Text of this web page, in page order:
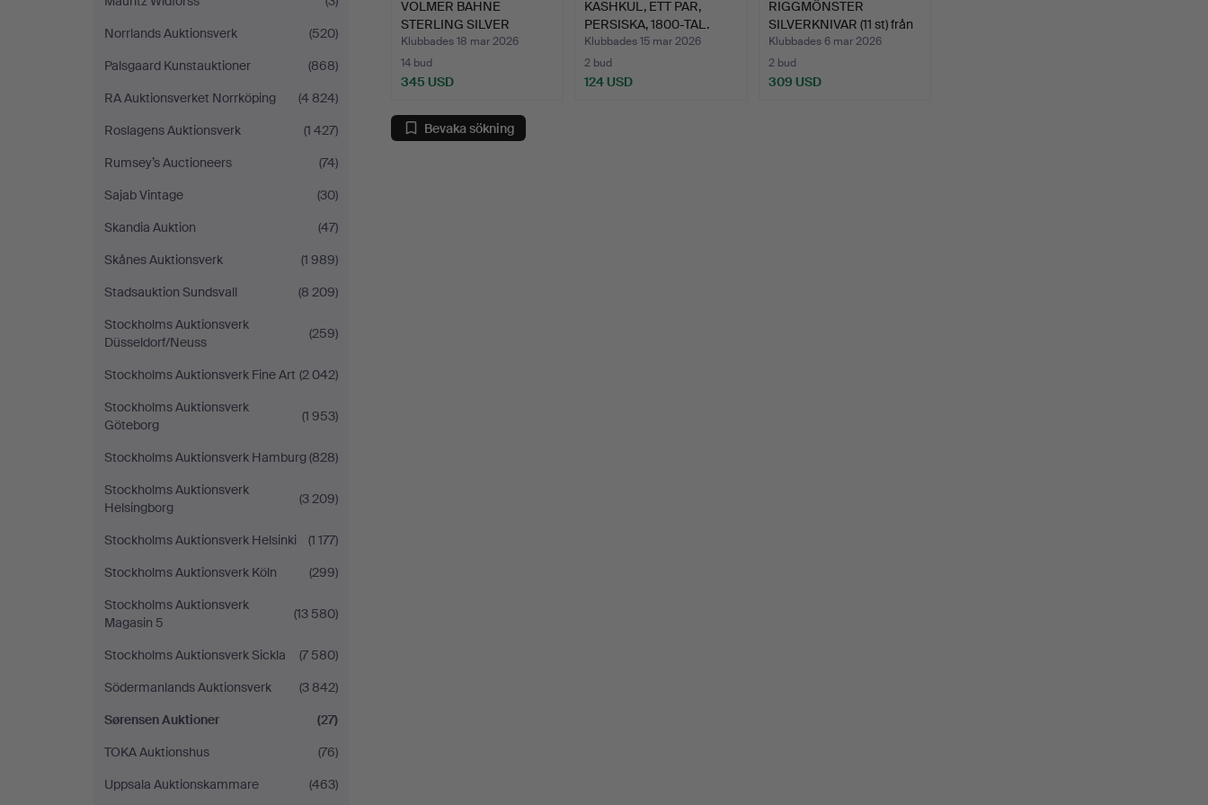
Norrlands Auktionsverk
(520)
Palsgaard Kunstauktioner
(868)
RA Auktionsverket Norrköping
(4 824)
Roslagens Auktionsverk
(1 427)
Rumsey’s Auctioneers
(74)
Sajab Vintage
(30)
Skandia Auktion
(47)
Skånes Auktionsverk
(1 989)
Stadsauktion Sundsvall
(8 209)
Stockholms Auktionsverk
Düsseldorf/Neuss
(259)
Stockholms Auktionsverk Fine Art (2 042)
Stockholms Auktionsverk
Göteborg
(1 953)
Stockholms Auktionsverk Hamburg(828)
Stockholms Auktionsverk
Helsingborg
(3 209)
Stockholms Auktionsverk Helsinki
(1 177)
Stockholms Auktionsverk Köln
(299)
Stockholms Auktionsverk
Magasin 5
(13 580)
Stockholms Auktionsverk Sickla
(7 580)
Södermanlands Auktionsverk
(3 842)
Sørensen Auktioner
(27)
TOKA Auktionshus
(76)
Uppsala Auktionskammare
(463)
VOLMER BAHNE
STERLING SILVER
saltskålar oc…
Klubbades 18 mar 2026
14 bud
345 USD
KASHKUL, ETT PAR,
PERSISKA, 1800-TAL.
Klubbades 15 mar 2026
2 bud
124 USD
RIGGMÖNSTER
SILVERKNIVAR (11 st) från
Raad…
Klubbades 6 mar 2026
2 bud
309 USD
Bevaka sökning